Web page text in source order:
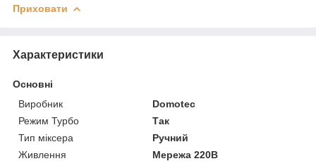
Приховати
Характеристики
Основні
Виробник
Domotec
Режим Турбо
Так
Тип міксера
Ручний
Живлення
Мережа 220В